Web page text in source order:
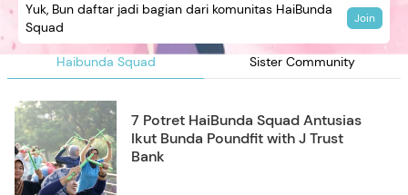
Haibunda Squad Sister Community
Yuk, Bun daftar jadi bagian dari komunitas HaiBunda
Squad
Join
7 Potret HaiBunda Squad Antusias
Ikut Bunda Poundfit with J Trust
Bank